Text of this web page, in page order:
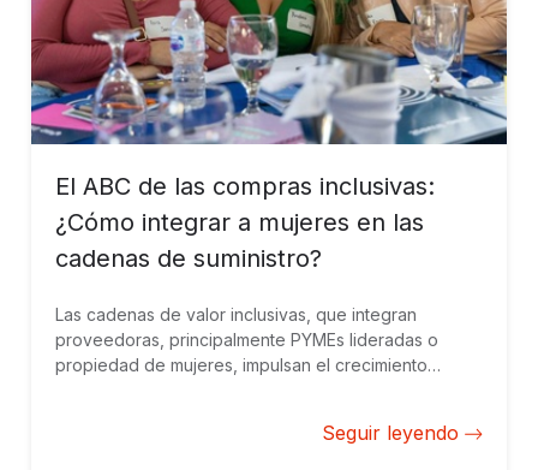
El ABC de las compras inclusivas:
¿Cómo integrar a mujeres en las
cadenas de suministro?
Las cadenas de valor inclusivas, que integran
proveedoras, principalmente PYMEs lideradas o
propiedad de mujeres, impulsan el crecimiento
fidelizar socios y brindar nuevas perspectivas e
Seguir leyendo